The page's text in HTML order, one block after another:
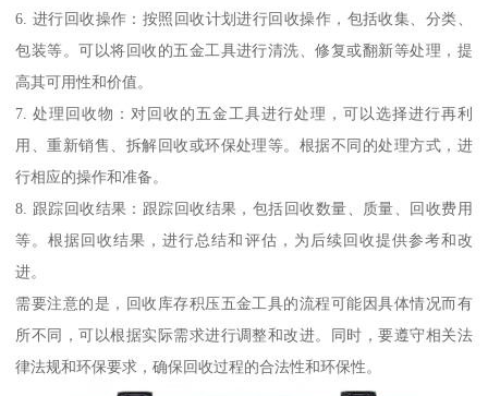
6. 进行回收操作：按照回收计划进行回收操作，包括收集、分类、
包装等。可以将回收的五金工具进行清洗、修复或翻新等处理，提
高其可用性和价值。
7. 处理回收物：对回收的五金工具进行处理，可以选择进行再利
用、重新销售、拆解回收或环保处理等。根据不同的处理方式，进
行相应的操作和准备。
8. 跟踪回收结果：跟踪回收结果，包括回收数量、质量、回收费用
等。根据回收结果，进行总结和评估，为后续回收提供参考和改
进。
需要注意的是，回收库存积压五金工具的流程可能因具体情况而有
所不同，可以根据实际需求进行调整和改进。同时，要遵守相关法
律法规和环保要求，确保回收过程的合法性和环保性。